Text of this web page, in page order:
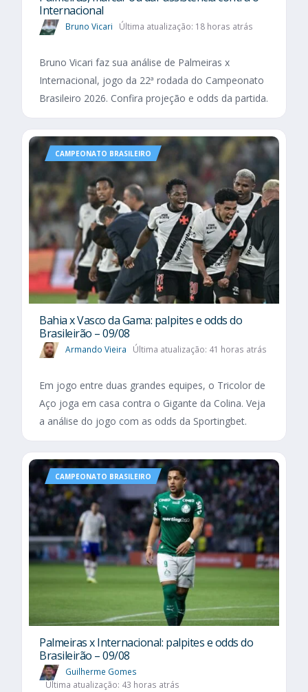
Internacional
Bruno Vicari Última atualização: 18 horas atrás
Bruno Vicari faz sua análise de Palmeiras x
Internacional, jogo da 22ª rodada do Campeonato
Brasileiro 2026. Confira projeção e odds da partida.
CAMPEONATO BRASILEIRO
Bahia x Vasco da Gama: palpites e odds do
Brasileirão – 09/08
Armando Vieira Última atualização: 41 horas atrás
Em jogo entre duas grandes equipes, o Tricolor de
Aço joga em casa contra o Gigante da Colina. Veja
a análise do jogo com as odds da Sportingbet.
CAMPEONATO BRASILEIRO
Palmeiras x Internacional: palpites e odds do
Brasileirão – 09/08
Guilherme Gomes
Última atualização: 43 horas atrás